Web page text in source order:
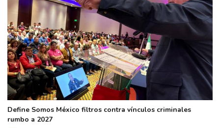
Define Somos México filtros contra vínculos criminales
rumbo a 2027